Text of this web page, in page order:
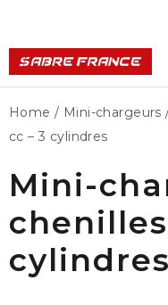
Home / Mini-chargeurs
cc – 3 cylindres
Mini-
chenilles
cylindres